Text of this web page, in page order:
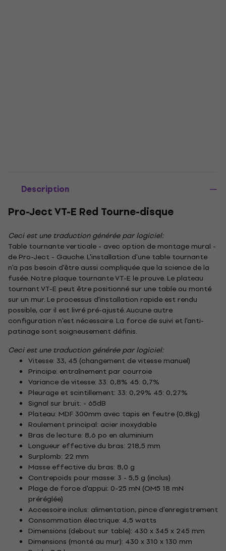
Description
Pro-Ject VT-E Red Tourne-disque
Ceci est une traduction générée par logiciel:
Table tournante verticale - avec option de montage mural -
de Pro-Ject - Gauche. L'installation d'une table tournante
n'a pas besoin d'être aussi compliquée que la science de la
fusée. Notre plaque tournante VT-E le prouve. Le plateau
tournant VT-E peut être positionné sur une table ou monté
sur un mur. Le processus d'installation rapide est rendu
possible, car il est livré pré-ajusté. Aucune autre
configuration n'est nécessaire. La force de suivi et l'anti-
patinage sont soigneusement définis.
Ceci est une traduction générée par logiciel:
Vitesse: 33, 45 (changement de vitesse manuel)
Principe: entraînement par courroie
Variance de vitesse: 33: 0,8% 45: 0,7%
Pleurage et scintillement: 33: 0,29% 45: 0,27%
Signal sur bruit: - 65dB
Plateau: MDF 300mm avec tapis en feutre (0,8kg)
Roulement principal: acier inoxydable
Bras de lecture: 8,6 po en aluminium
Longueur effective du bras: 218,5 mm
Surplomb: 22 mm
Masse effective du bras: 8,0 g
Contrepoids pour masse: 3 - 5,5 g (inclus)
Plage de force d'appui: 0-25 mN (OM5 18 mN
préréglée)
Accessoire inclus: alimentation, pince d'enregistrement
Consommation électrique: 4,5 watts
Dimensions (debout sur table): 430 x 345 x 245 mm
Dimensions (monté au mur): 430 x 310 x 130 mm